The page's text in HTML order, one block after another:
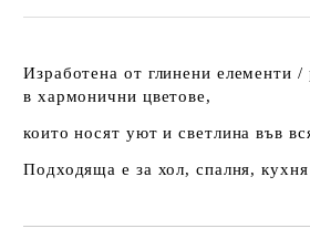
Изработена от глинени елементи
в хармонични цветове,
които носят уют и светлина във
Подходяща е за хол, спалня,